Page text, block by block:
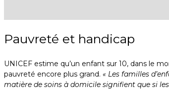
Pauvreté et handicap
UNICEF estime qu’un enfant sur 10, dans le
pauvreté encore plus grand. « Les familles
matière de soins à domicile signifient que si